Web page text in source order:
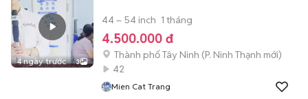
4 ngày trước 3
44 – 54 inch 1 tháng
4.500.000 đ
Thành phố Tây Ninh (P. Ninh Thạnh mới)
42
Mien Cat Trang